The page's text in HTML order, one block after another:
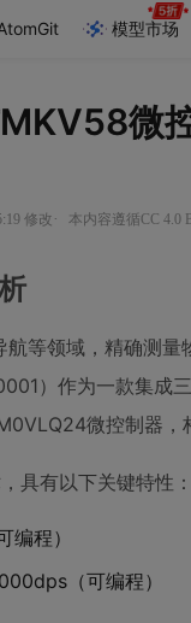
模型市场
微
修改 · 本内容遵循CC 4.0
等领域，精确测
）作为一款集成
微控制器
具有以下关键特性
程）
（可编程）